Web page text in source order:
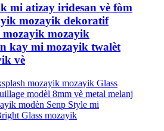
mi atizay iridesan vè fòm
mozayik dekoratif
mozayik mozayik
kay mi mozayik twalèt
vè